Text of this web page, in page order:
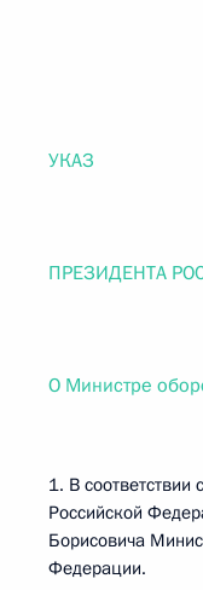
УКАЗ
ПРЕЗИДЕНТА
О Министре
1. В соответствии
Российской
Борисовича
Федерации.